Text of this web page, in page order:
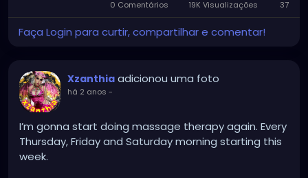
0 Comentários 19K Visualizações 37
Faça Login para curtir, compartilhar e comentar!
Xzanthia adicionou uma foto
há 2 anos -
I’m gonna start doing massage therapy again. Every
Thursday, Friday and Saturday morning starting this
week.